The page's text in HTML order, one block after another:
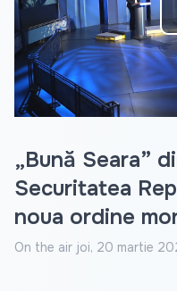
„Bună Seara”
Securitatea
noua ordine
On the air joi, 20 martie